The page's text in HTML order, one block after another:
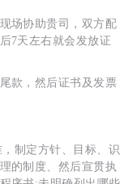
场协助贵司，双方配
7天左右就会发放证
款，然后证书及发票
制定方针、目标、识
的制度、然后宣贯执